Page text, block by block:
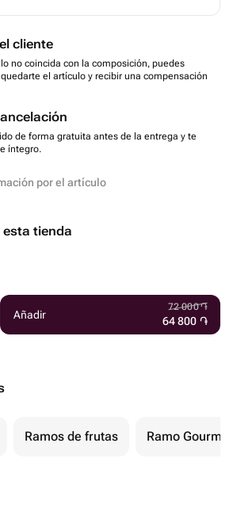
cliente
no coincida con la composición, puedes
el artículo y recibir una compensación
de forma gratuita antes de la entrega y te
íntegro.
por el artículo
tienda
Añadir
72 000֏
64 800 ֏
Ramos de frutas Ramo Gourmet